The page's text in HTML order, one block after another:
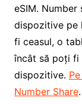
eSIM.
dispozitive pe
fi ceasul, o
încât să poți fi
dispozitive.
Number Share.